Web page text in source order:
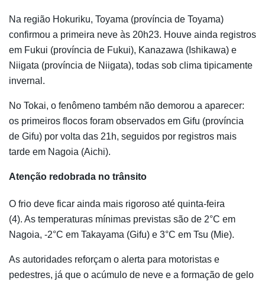
Na região Hokuriku, Toyama (província de Toyama)
confirmou a primeira neve às 20h23. Houve ainda registros
em Fukui (província de Fukui), Kanazawa (Ishikawa) e
Niigata (província de Niigata), todas sob clima tipicamente
invernal.
No Tokai, o fenômeno também não demorou a aparecer:
os primeiros flocos foram observados em Gifu (província
de Gifu) por volta das 21h, seguidos por registros mais
tarde em Nagoia (Aichi).
Atenção redobrada no trânsito
O frio deve ficar ainda mais rigoroso até quinta-feira
(4). As temperaturas mínimas previstas são de 2°C em
Nagoia, -2°C em Takayama (Gifu) e 3°C em Tsu (Mie).
As autoridades reforçam o alerta para motoristas e
pedestres, já que o acúmulo de neve e a formação de gelo